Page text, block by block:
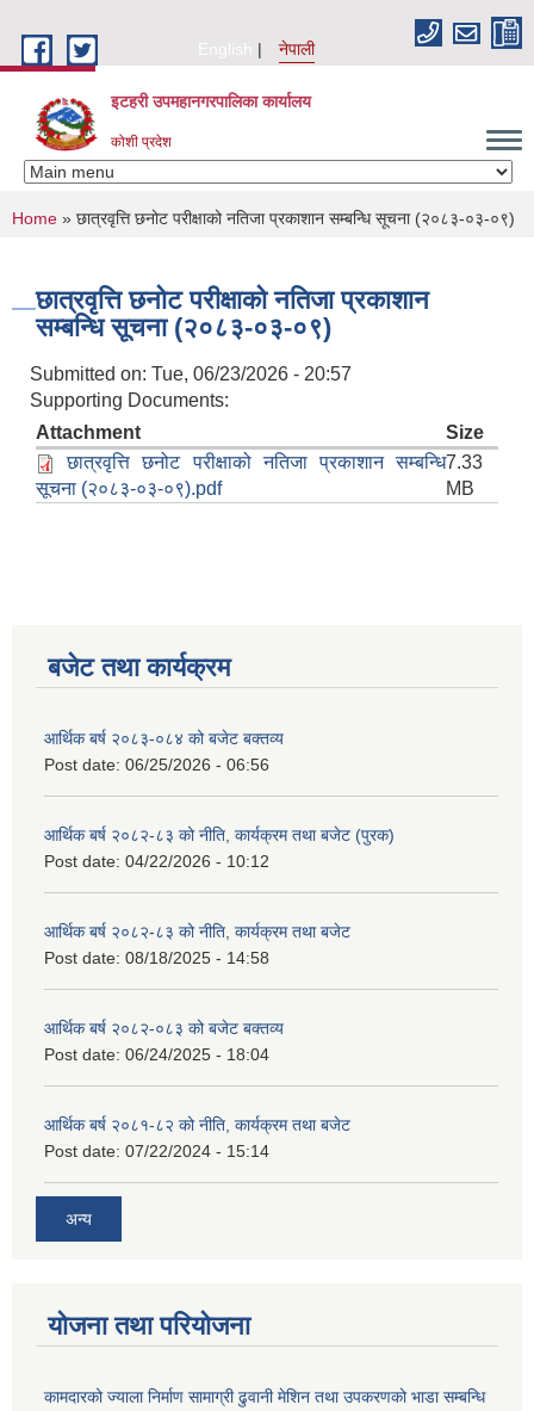
English
नेपाली
इटहरी उपमहानगरपालिका कार्यालय
कोशी प्रदेश
You are here
Home » छात्रवृत्ति छनोट परीक्षाको नतिजा प्रकाशान सम्बन्धि सूचना (२०८३-०३-०९)
छात्रवृत्ति छनोट परीक्षाको नतिजा प्रकाशान
सम्बन्धि सूचना (२०८३-०३-०९)
Submitted on: Tue, 06/23/2026 - 20:57
Supporting Documents:
Attachment
Size
छात्रवृत्ति छनोट परीक्षाको नतिजा प्रकाशान सम्बन्धि
सूचना (२०८३-०३-०९).pdf
7.33
MB
बजेट तथा कार्यक्रम
आर्थिक बर्ष २०८३-०८४ को बजेट बक्तव्य
Post date: 06/25/2026 - 06:56
आर्थिक बर्ष २०८२-८३ को नीति, कार्यक्रम तथा बजेट (पुरक)
Post date: 04/22/2026 - 10:12
आर्थिक बर्ष २०८२-८३ को नीति, कार्यक्रम तथा बजेट
Post date: 08/18/2025 - 14:58
आर्थिक बर्ष २०८२-०८३ को बजेट बक्तव्य
Post date: 06/24/2025 - 18:04
आर्थिक बर्ष २०८१-८२ को नीति, कार्यक्रम तथा बजेट
Post date: 07/22/2024 - 15:14
अन्य
योजना तथा परियोजना
कामदारको ज्याला निर्माण सामाग्री ढुवानी मेशिन तथा उपकरणको भाडा सम्बन्धि